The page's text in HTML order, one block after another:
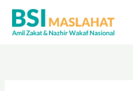
Lewati
konten